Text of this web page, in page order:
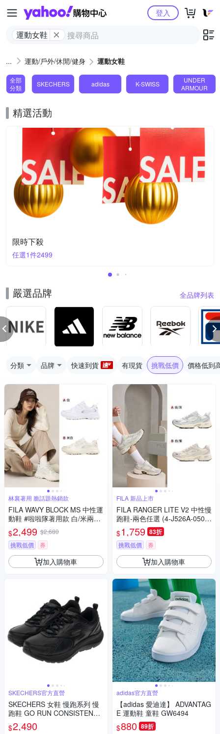
Yahoo購物中心
運動女鞋
登入
運動/戶外/休閒/健身 運動女鞋
全部
分類
SKECHERS adidas K-SWISS
UNDER
ARMOUR
精選活動
限時下殺
任選1件2499
嚴選品牌 全品牌列表
分類 品牌 快速到貨 有現貨 挑戰低價 價格低到
林襄著用 脆話題熱銷款
FILA WAVY BLOCK MS 中性運
動鞋 #啦啦隊著用款 白/米兩色
任選 (4-C612A-100/4-C612A-
101)
$2,499 $2,680
挑戰低價
券
加入購物車
SKECHERS官方直營
SKECHERS 女鞋 慢跑系列 慢
跑鞋 GO RUN CONSISTENT
2.0 (128613WBBK)
$2,490
FILA 新品上市
FILA RANGER LITE V2 中性慢
跑鞋-兩色任選 (4-J526A-050/4
-J526A-153)
$1,759 83折
挑戰低價 券
加入購物車
adidas官方直營
【adidas 愛迪達】 ADVANTAG
E 運動鞋 童鞋 GW6494
$880 89折